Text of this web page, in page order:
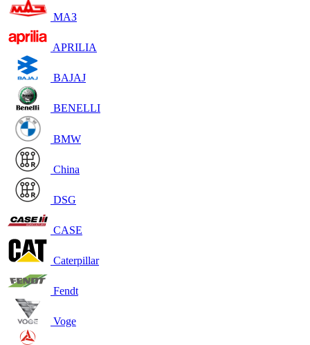
МАЗ
APRILIA
BAJAJ
BENELLI
BMW
China
DSG
CASE
Caterpillar
Fendt
Voge